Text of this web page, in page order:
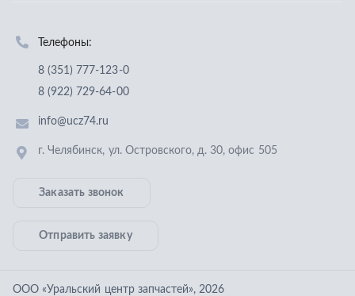
Отправить заявку
Политика конфиденциальности
Разработка - ALGUS